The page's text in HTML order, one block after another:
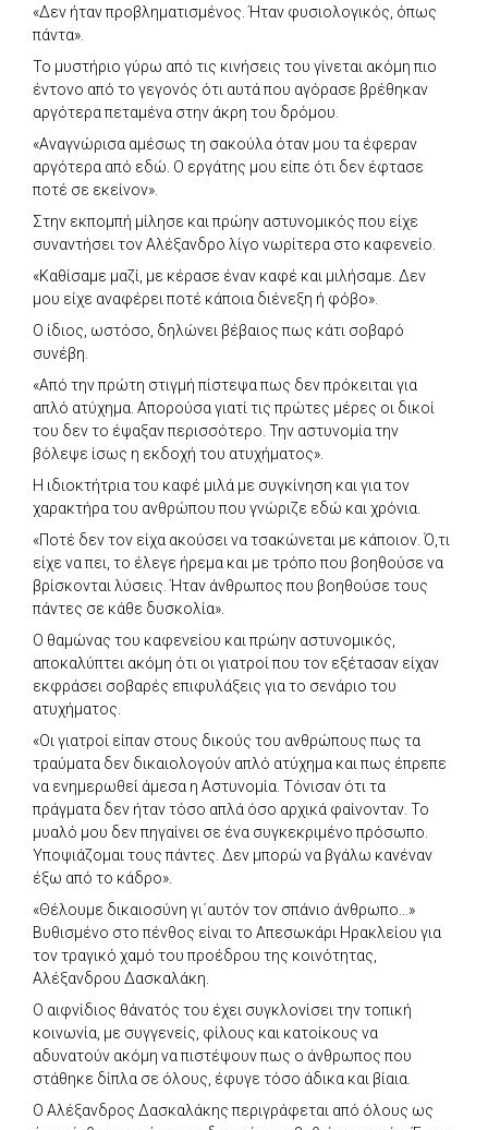
«Δεν ήταν προβληματισμένος. Ήταν φυσιολογικός, όπως
πάντα».
Το μυστήριο γύρω από τις κινήσεις του γίνεται ακόμη πιο
έντονο από το γεγονός ότι αυτά που αγόρασε βρέθηκαν
αργότερα πεταμένα στην άκρη του δρόμου.
«Αναγνώρισα αμέσως τη σακούλα όταν μου τα έφεραν
αργότερα από εδώ. Ο εργάτης μου είπε ότι δεν έφτασε
ποτέ σε εκείνον».
Στην εκπομπή μίλησε και πρώην αστυνομικός που είχε
συναντήσει τον Αλέξανδρο λίγο νωρίτερα στο καφενείο.
«Καθίσαμε μαζί, με κέρασε έναν καφέ και μιλήσαμε. Δεν
μου είχε αναφέρει ποτέ κάποια διένεξη ή φόβο».
Ο ίδιος, ωστόσο, δηλώνει βέβαιος πως κάτι σοβαρό
συνέβη.
«Από την πρώτη στιγμή πίστεψα πως δεν πρόκειται για
απλό ατύχημα. Απορούσα γιατί τις πρώτες μέρες οι δικοί
του δεν το έψαξαν περισσότερο. Την αστυνομία την
βόλεψε ίσως η εκδοχή του ατυχήματος».
Η ιδιοκτήτρια του καφέ μιλά με συγκίνηση και για τον
χαρακτήρα του ανθρώπου που γνώριζε εδώ και χρόνια.
«Ποτέ δεν τον είχα ακούσει να τσακώνεται με κάποιον. Ό,τι
είχε να πει, το έλεγε ήρεμα και με τρόπο που βοηθούσε να
βρίσκονται λύσεις. Ήταν άνθρωπος που βοηθούσε τους
πάντες σε κάθε δυσκολία».
Ο θαμώνας του καφενείου και πρώην αστυνομικός,
αποκαλύπτει ακόμη ότι οι γιατροί που τον εξέτασαν είχαν
εκφράσει σοβαρές επιφυλάξεις για το σενάριο του
ατυχήματος.
«Οι γιατροί είπαν στους δικούς του ανθρώπους πως τα
τραύματα δεν δικαιολογούν απλό ατύχημα και πως έπρεπε
να ενημερωθεί άμεσα η Αστυνομία. Τόνισαν ότι τα
πράγματα δεν ήταν τόσο απλά όσο αρχικά φαίνονταν. Το
μυαλό μου δεν πηγαίνει σε ένα συγκεκριμένο πρόσωπο.
Υποψιάζομαι τους πάντες. Δεν μπορώ να βγάλω κανέναν
έξω από το κάδρο».
«Θέλουμε δικαιοσύνη γι΄αυτόν τον σπάνιο άνθρωπο…»
Βυθισμένο στο πένθος είναι το Απεσωκάρι Ηρακλείου για
τον τραγικό χαμό του προέδρου της κοινότητας,
Αλέξανδρου Δασκαλάκη.
Ο αιφνίδιος θάνατός του έχει συγκλονίσει την τοπική
κοινωνία, με συγγενείς, φίλους και κατοίκους να
αδυνατούν ακόμη να πιστέψουν πως ο άνθρωπος που
στάθηκε δίπλα σε όλους, έφυγε τόσο άδικα και βίαια.
Ο Αλέξανδρος Δασκαλάκης περιγράφεται από όλους ως